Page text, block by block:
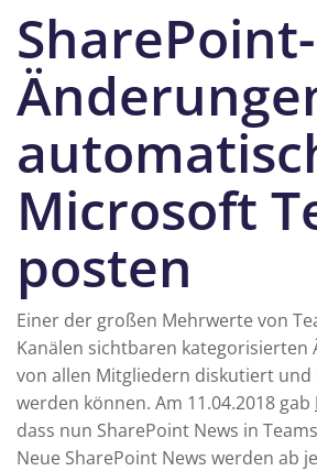
KONTAKT
SharePoint-
Microsoft
posten
Einer der großen Mehrwerte von
Kanälen sichtbaren kategorisierten
von allen Mitgliedern diskutiert und
werden können. Am 11.04.2018 gab
dass nun SharePoint News in
Neue SharePoint News werden ab